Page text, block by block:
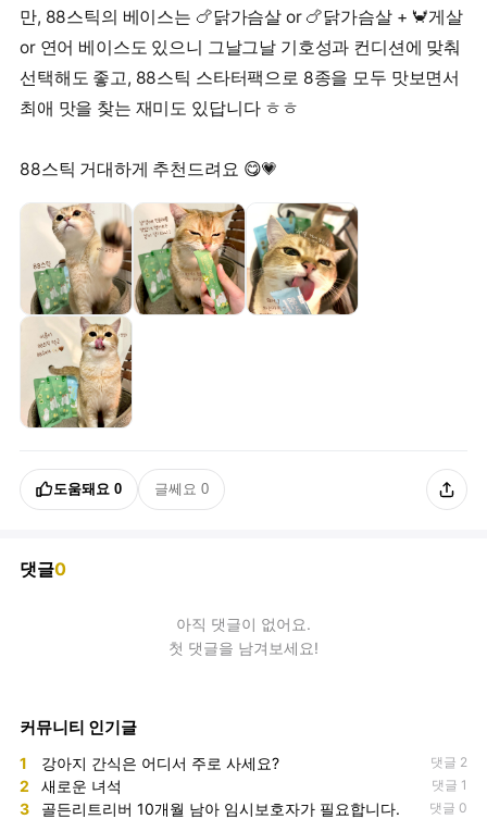
만, 88스틱의 베이스는 🍗닭가슴살 or 🍗닭가슴살 + 🦀게살
or 연어 베이스도 있으니 그날그날 기호성과 컨디션에 맞춰
선택해도 좋고, 88스틱 스타터팩으로 8종을 모두 맛보면서
최애 맛을 찾는 재미도 있답니다 ㅎㅎ
88스틱 거대하게 추천드려요 😋💗
도움돼요 0 글쎄요 0
댓글0
아직 댓글이 없어요.
첫 댓글을 남겨보세요!
커뮤니티 인기글
1 강아지 간식은 어디서 주로 사세요? 댓글 2
2 새로운 녀석 댓글 1
3 골든리트리버 10개월 남아 임시보호자가 필요합니다. 댓글 0